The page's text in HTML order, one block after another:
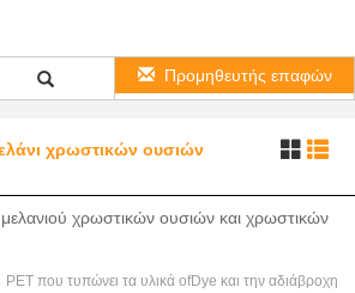
Προμηθευτής επαφών
χρωστικών ουσιών
χρωστικών ουσιών και χρωστικών
PET που τυπώνει τα υλικά ofDye και την αδιάβροχη